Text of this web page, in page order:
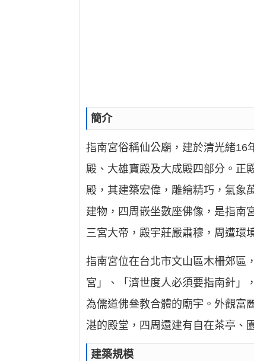
簡介
指南宮俗稱仙公廟，建於清光緒16
殿、大雄寶殿及大成殿四部分。正
殿，其建築宏偉，雕繪精巧，氣象
建物，四周嵌坐數座佛像，是指南
三宮大帝，殿宇莊嚴肅穆，周遭環
指南宮位在台北市文山區木柵郊區
宮」、「濟世度人必須要指南針」
為儒道佛叄教合體的廟宇。外觀富
湛的殿堂，四周還建有自在茶亭、
建築規模